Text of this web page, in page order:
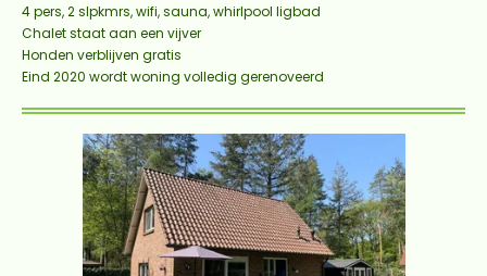
4 pers, 2 slpkmrs, wifi, sauna, whirlpool ligbad
Chalet staat aan een vijver
Honden verblijven gratis
Eind 2020 wordt woning volledig gerenoveerd